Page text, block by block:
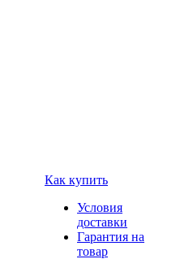
Как купить
Условия
доставки
Гарантия на
товар